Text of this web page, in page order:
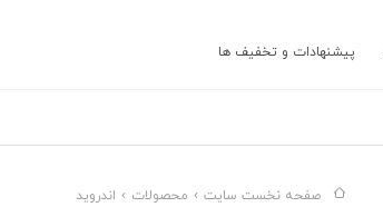
پیشنهادات و تخفیف ها
صفحه نخست سایت محصولات اندروید